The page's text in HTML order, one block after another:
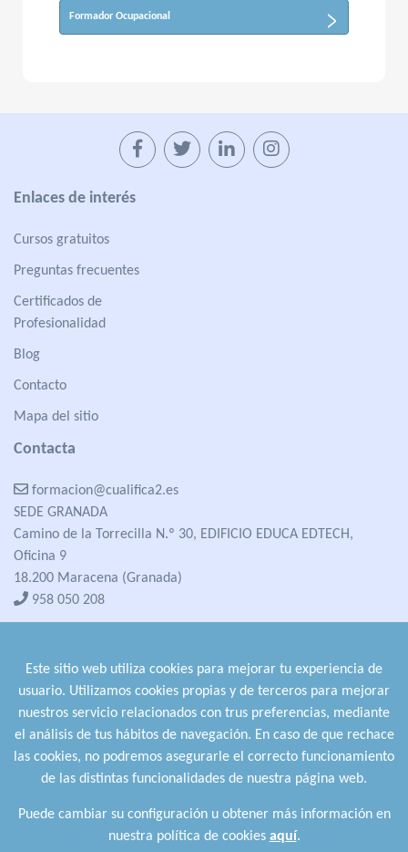
Formador Ocupacional
Enlaces de interés
Cursos gratuitos
Preguntas frecuentes
Certificados de
Profesionalidad
Blog
Contacto
Mapa del sitio
Contacta
formacion@cualifica2.es
SEDE GRANADA
Camino de la Torrecilla N.º 30, EDIFICIO EDUCA EDTECH,
Oficina 9
18.200 Maracena (Granada)
958 050 208
958 991 970
Este sitio web utiliza cookies para mejorar tu experiencia de
usuario. Utilizamos cookies propias y de terceros para mejorar
nuestros servicio relacionados con trus preferencias, mediante
el análisis de tus hábitos de navegación. En caso de que rechace
las cookies, no podremos asegurarle el correcto funcionamiento
de las distintas funcionalidades de nuestra página web.
Puede cambiar su configuración u obtener más información en
nuestra política de cookies aquí.